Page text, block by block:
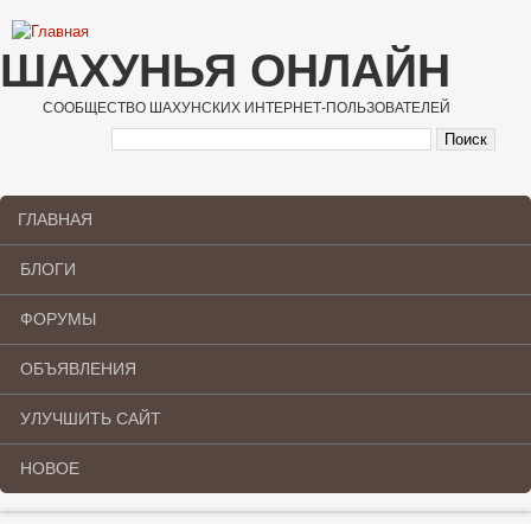
Перейти к основному содержанию
ШАХУНЬЯ ОНЛАЙН
СООБЩЕСТВО ШАХУНСКИХ ИНТЕРНЕТ-ПОЛЬЗОВАТЕЛЕЙ
Main menu
ГЛАВНАЯ
БЛОГИ
ФОРУМЫ
ОБЪЯВЛЕНИЯ
УЛУЧШИТЬ САЙТ
НОВОЕ